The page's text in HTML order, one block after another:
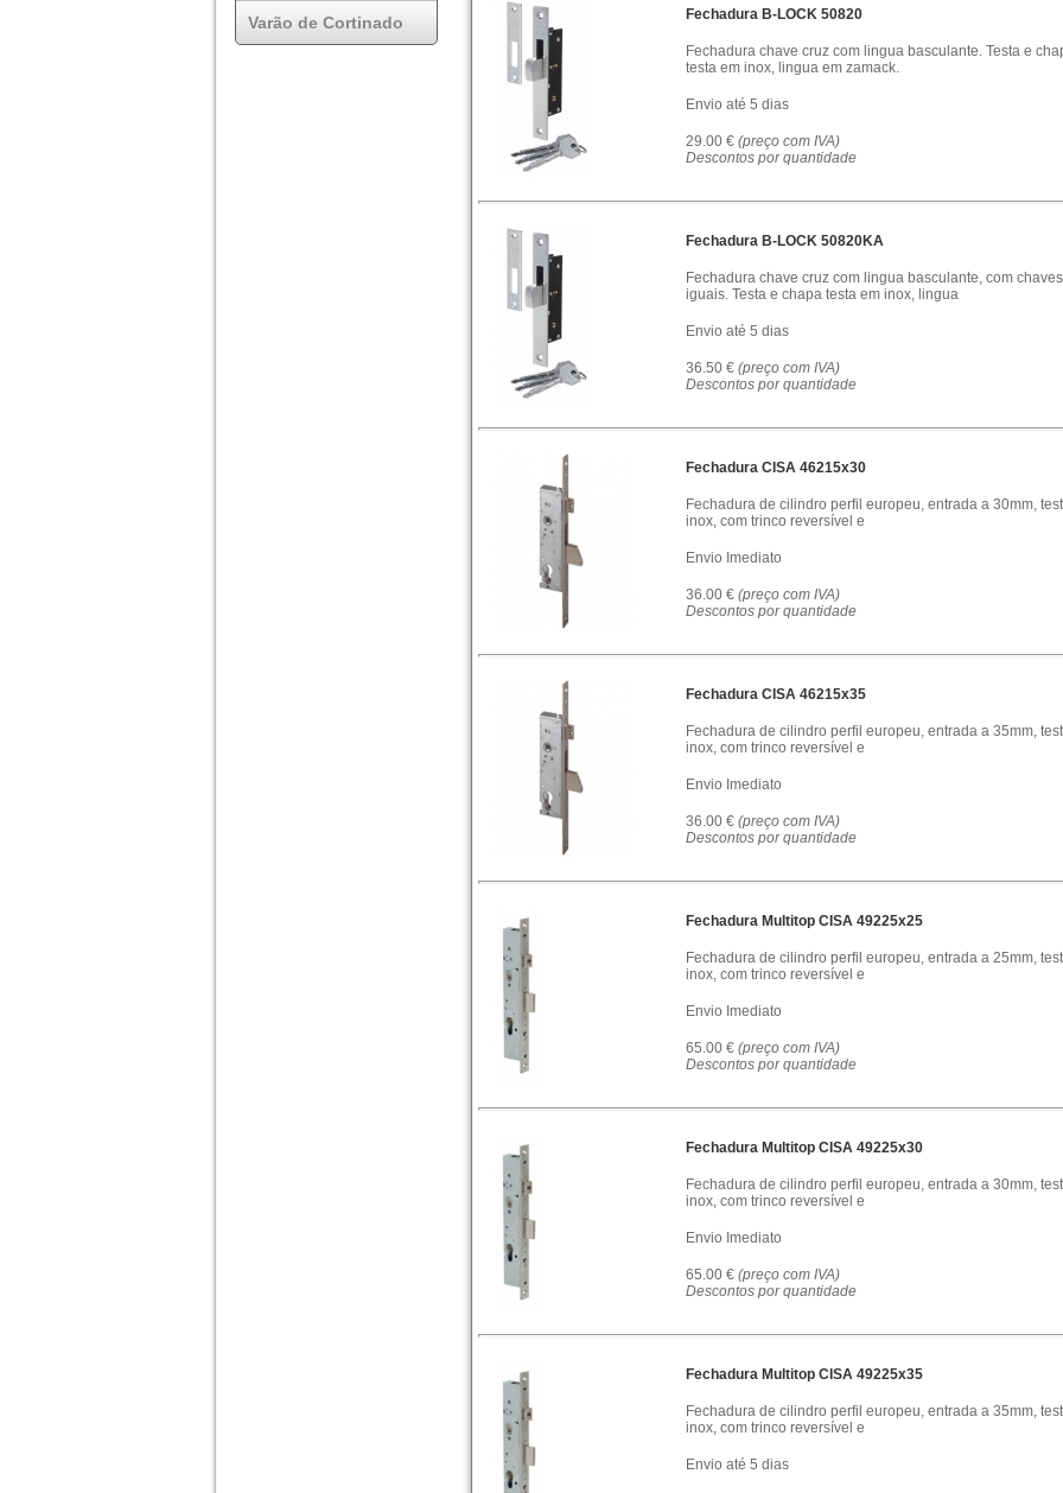
Varão de Cortinado Fechadura B-LOCK 50820
Fechadura chave cruz com lingua basculante. Testa e
testa em inox, lingua em zamack.
Envio até 5 dias
29.00 € (preço com IVA)
Descontos por quantidade
Fechadura B-LOCK 50820KA
Fechadura chave cruz com lingua basculante, com chaves
iguais. Testa e chapa testa em inox, lingua
Envio até 5 dias
36.50 € (preço com IVA)
Descontos por quantidade
Fechadura CISA 46215x30
Fechadura de cilindro perfil europeu, entrada a 30mm,
inox, com trinco reversível e
Envio Imediato
36.00 € (preço com IVA)
Descontos por quantidade
Fechadura CISA 46215x35
Fechadura de cilindro perfil europeu, entrada a 35mm,
inox, com trinco reversível e
Envio Imediato
36.00 € (preço com IVA)
Descontos por quantidade
Fechadura Multitop CISA 49225x25
Fechadura de cilindro perfil europeu, entrada a 25mm,
inox, com trinco reversível e
Envio Imediato
65.00 € (preço com IVA)
Descontos por quantidade
Fechadura Multitop CISA 49225x30
Fechadura de cilindro perfil europeu, entrada a 30mm,
inox, com trinco reversível e
Envio Imediato
65.00 € (preço com IVA)
Descontos por quantidade
Fechadura Multitop CISA 49225x35
Fechadura de cilindro perfil europeu, entrada a 35mm,
inox, com trinco reversível e
Envio até 5 dias